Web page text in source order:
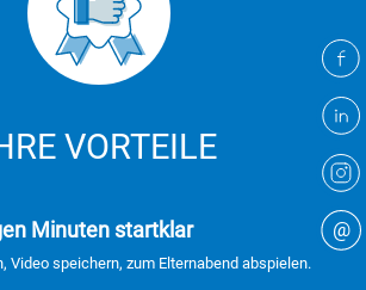
@
VORTEILE
Minuten startklar
Video speichern, zum Elternabend abspielen.